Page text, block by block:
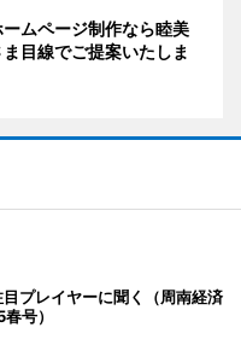
ムページ制作なら睦美
目線でご提案いたしま
プレイヤーに聞く（周南経済
号）